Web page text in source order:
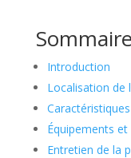
Sommaire
Introduction
Localisation de
Équipements
Entretien de la